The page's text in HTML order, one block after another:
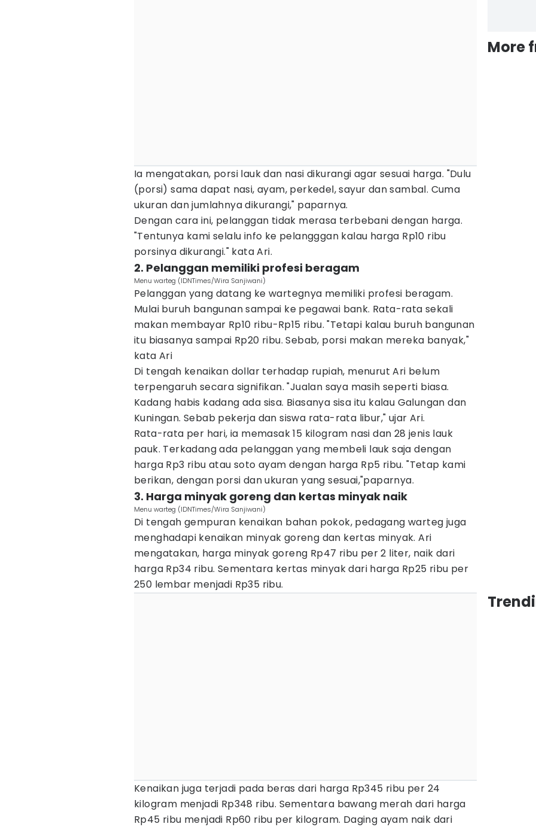
Ia mengatakan, porsi lauk dan nasi dikurangi agar sesuai harga. "Dulu
(porsi) sama dapat nasi, ayam, perkedel, sayur dan sambal. Cuma
ukuran dan jumlahnya dikurangi," paparnya.
Dengan cara ini, pelanggan tidak merasa terbebani dengan harga.
"Tentunya kami selalu info ke pelangggan kalau harga Rp10 ribu
porsinya dikurangi." kata Ari.
2. Pelanggan memiliki profesi beragam
Menu warteg (IDNTimes/Wira Sanjiwani)
Pelanggan yang datang ke wartegnya memiliki profesi beragam.
Mulai buruh bangunan sampai ke pegawai bank. Rata-rata sekali
makan membayar Rp10 ribu-Rp15 ribu. "Tetapi kalau buruh bangunan
itu biasanya sampai Rp20 ribu. Sebab, porsi makan mereka banyak,"
kata Ari
Di tengah kenaikan dollar terhadap rupiah, menurut Ari belum
terpengaruh secara signifikan. "Jualan saya masih seperti biasa.
Kadang habis kadang ada sisa. Biasanya sisa itu kalau Galungan dan
Kuningan. Sebab pekerja dan siswa rata-rata libur," ujar Ari.
Rata-rata per hari, ia memasak 15 kilogram nasi dan 28 jenis lauk
pauk. Terkadang ada pelanggan yang membeli lauk saja dengan
harga Rp3 ribu atau soto ayam dengan harga Rp5 ribu. "Tetap kami
berikan, dengan porsi dan ukuran yang sesuai,"paparnya.
3. Harga minyak goreng dan kertas minyak naik
Menu warteg (IDNTimes/Wira Sanjiwani)
Di tengah gempuran kenaikan bahan pokok, pedagang warteg juga
menghadapi kenaikan minyak goreng dan kertas minyak. Ari
mengatakan, harga minyak goreng Rp47 ribu per 2 liter, naik dari
harga Rp34 ribu. Sementara kertas minyak dari harga Rp25 ribu per
250 lembar menjadi Rp35 ribu.
Kenaikan juga terjadi pada beras dari harga Rp345 ribu per 24
kilogram menjadi Rp348 ribu. Sementara bawang merah dari harga
Rp45 ribu menjadi Rp60 ribu per kilogram. Daging ayam naik dari
More